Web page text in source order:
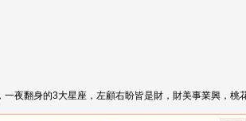
一夜翻身的3大星座，左顧右盼皆是財，財美事業興，